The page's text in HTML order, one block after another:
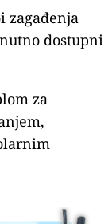
zagađenja
dostupni
za